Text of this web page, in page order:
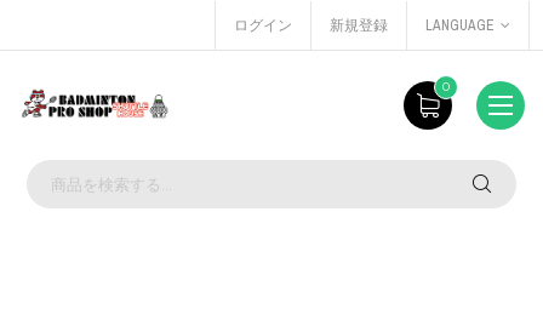
ログイン 新規登録 LANGUAGE
0